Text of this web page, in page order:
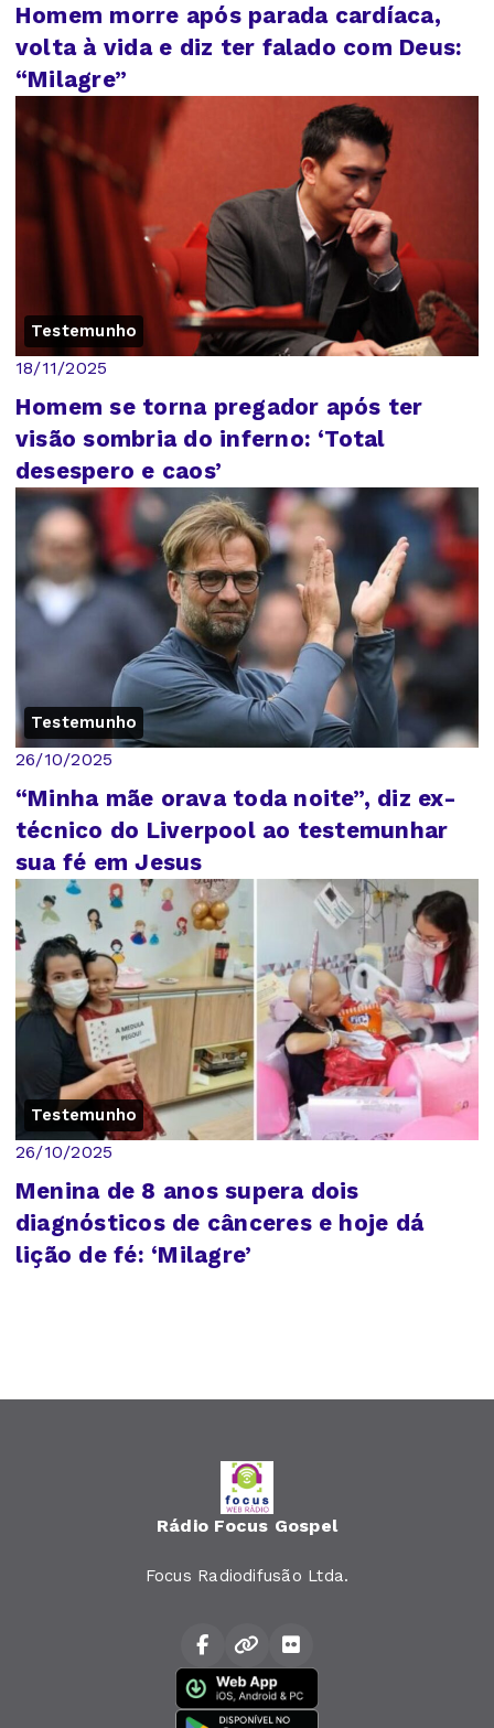
Homem morre após parada cardíaca,
volta à vida e diz ter falado com Deus:
“Milagre”
Testemunho
18/11/2025
Homem se torna pregador após ter
visão sombria do inferno: ‘Total
desespero e caos’
Testemunho
26/10/2025
“Minha mãe orava toda noite”, diz ex-
técnico do Liverpool ao testemunhar
sua fé em Jesus
Testemunho
26/10/2025
Menina de 8 anos supera dois
diagnósticos de cânceres e hoje dá
lição de fé: ‘Milagre’
Rádio Focus Gospel
Focus Radiodifusão Ltda.